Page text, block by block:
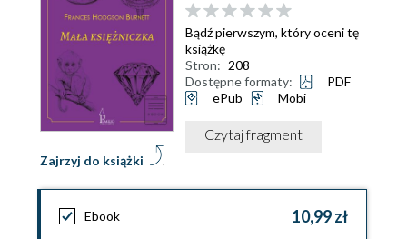
Zajrzyj do książki
Bądź pierwszym, który oceni tę
książkę
Stron: 208
Dostępne formaty:
PDF
ePub
Mobi
Czytaj fragment
Ebook 10,99 zł